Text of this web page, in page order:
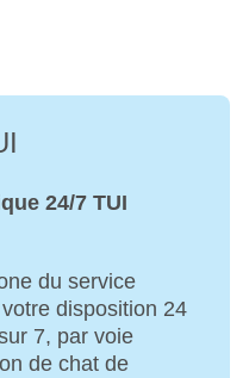
24/7 TUI
du service
disposition 24
7, par voie
de chat de